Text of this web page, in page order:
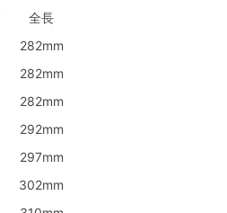
全長
282mm
282mm
282mm
292mm
297mm
302mm